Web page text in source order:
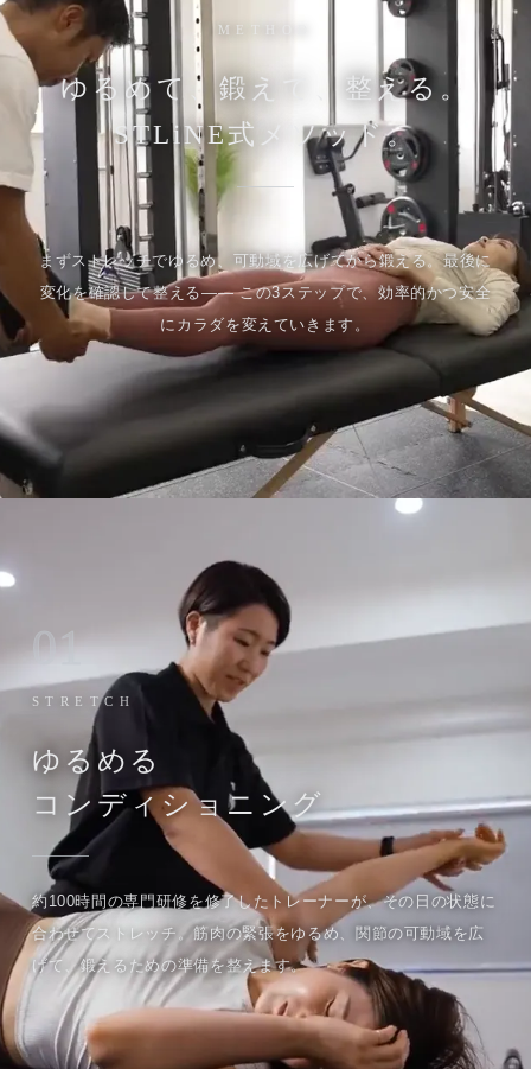
METHOD
ゆるめて、鍛えて、整える。
STLiNE式メソッド。
まずストレッチでゆるめ、可動域を広げてから鍛える。最後に
変化を確認して整える—— この3ステップで、効率的かつ安全
にカラダを変えていきます。
01
STRETCH
ゆるめる
コンディショニング
約100時間の専門研修を修了したトレーナーが、その日の状態に
合わせてストレッチ。筋肉の緊張をゆるめ、関節の可動域を広
げて、鍛えるための準備を整えます。